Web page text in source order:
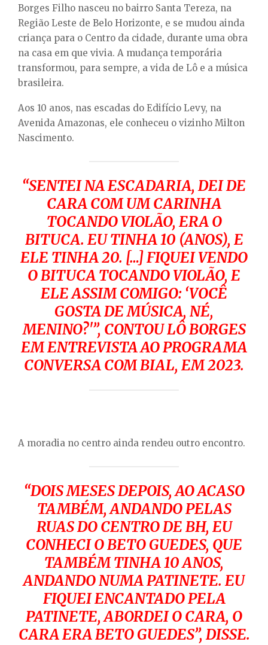
Borges Filho nasceu no bairro Santa Tereza, na
Região Leste de Belo Horizonte, e se mudou ainda
criança para o Centro da cidade, durante uma obra
na casa em que vivia. A mudança temporária
transformou, para sempre, a vida de Lô e a música
brasileira.
Aos 10 anos, nas escadas do Edifício Levy, na
Avenida Amazonas, ele conheceu o vizinho Milton
Nascimento.
“SENTEI NA ESCADARIA, DEI DE
CARA COM UM CARINHA
TOCANDO VIOLÃO, ERA O
BITUCA. EU TINHA 10 (ANOS), E
ELE TINHA 20. […] FIQUEI VENDO
O BITUCA TOCANDO VIOLÃO, E
ELE ASSIM COMIGO: ‘VOCÊ
GOSTA DE MÚSICA, NÉ,
MENINO?'”, CONTOU LÔ BORGES
EM ENTREVISTA AO PROGRAMA
CONVERSA COM BIAL, EM 2023.
A moradia no centro ainda rendeu outro encontro.
“DOIS MESES DEPOIS, AO ACASO
TAMBÉM, ANDANDO PELAS
RUAS DO CENTRO DE BH, EU
CONHECI O BETO GUEDES, QUE
TAMBÉM TINHA 10 ANOS,
ANDANDO NUMA PATINETE. EU
FIQUEI ENCANTADO PELA
PATINETE, ABORDEI O CARA, O
CARA ERA BETO GUEDES”, DISSE.